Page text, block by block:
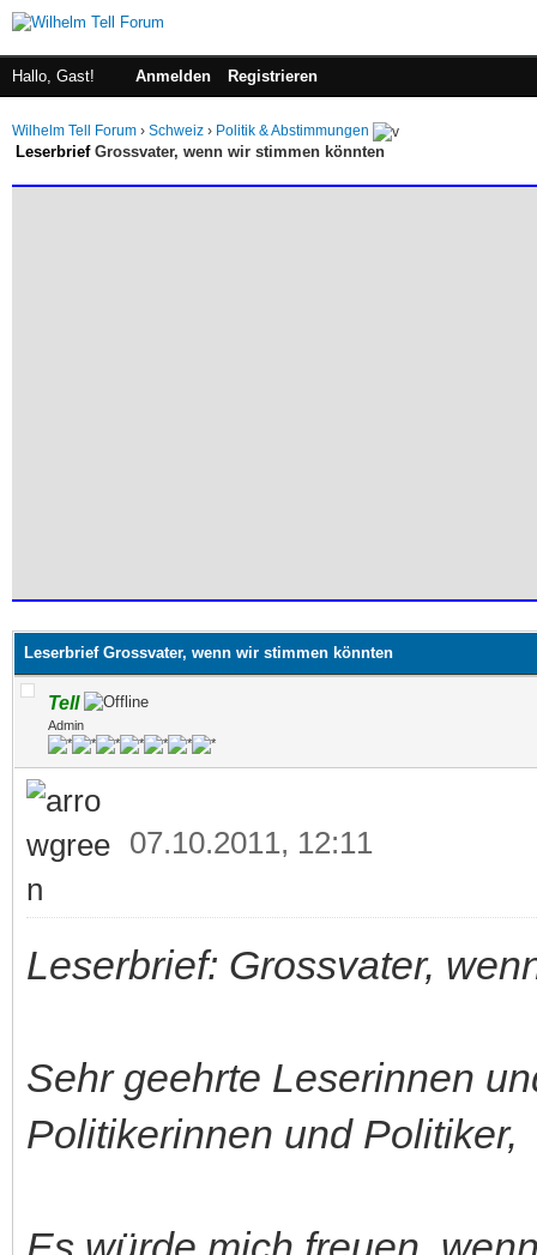
Hallo, Gast! Anmelden Registrieren
Wilhelm Tell Forum › Schweiz › Politik & Abstimmungen
LeserbriefGrossvater, wenn wir stimmen könnten
Leserbrief Grossvater, wenn wir stimmen könnten
Tell
Admin
07.10.2011, 12:11
Leserbrief: Grossvater,
Sehr geehrte Leserinnen
Politikerinnen und Politiker,